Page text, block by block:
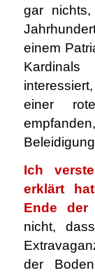
gar
einem
einer
Ich
erklärt
Ende der
nicht,
der